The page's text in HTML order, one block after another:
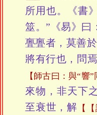
所用也。《書
筮。”《易》曰
亹亹者，莫善
將有行也，問
【師古曰：與“響”
來物，非天下
至衰世，解